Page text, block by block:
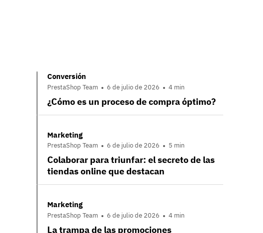
Conversión
PrestaShop Team 6 de julio de 2026 4 min
¿Cómo es un proceso de compra óptimo?
Marketing
PrestaShop Team 6 de julio de 2026 5 min
Colaborar para triunfar: el secreto de las
tiendas online que destacan
Marketing
PrestaShop Team 6 de julio de 2026 4 min
La trampa de las promociones